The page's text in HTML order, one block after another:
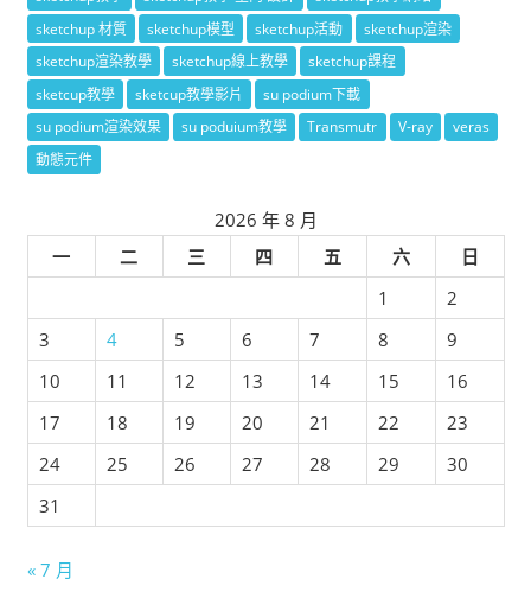
sketchup 材質
sketchup模型 sketchup活動
sketchup渲染
sketchup渲染教學
sketchup線上教學
sketchup課程
sketcup教學
sketcup教學影片
su podium下載
su podium渲染效果
su poduium教學 Transmutr V-ray
veras
動態元件
2026 年 8 月
一
二 三 四 五 六
日
1
2
3
4 5 6 7 8
9
10
11 12 13 14 15
16
17
18 19 20 21 22
23
24
25 26 27 28 29
30
31
« 7 月